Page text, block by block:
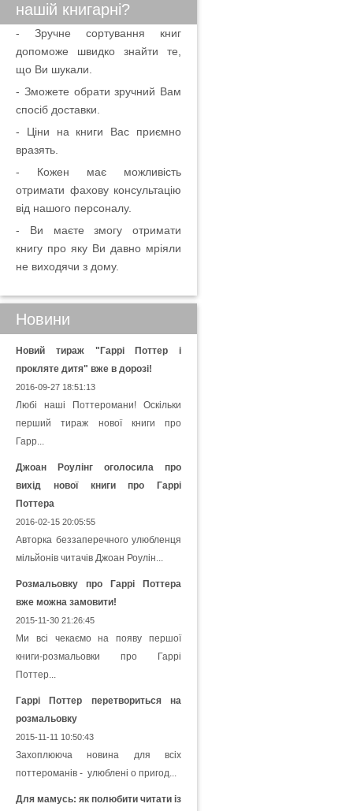
нашій книгарні?
- Зручне сортування книг
допоможе швидко знайти те,
що Ви шукали.
- Зможете обрати зручний Вам
спосіб доставки.
- Ціни на книги Вас приємно
вразять.
- Кожен має можливість
отримати фахову консультацію
від нашого персоналу.
- Ви маєте змогу отримати
книгу про яку Ви давно мріяли
не виходячи з дому.
Новини
Новий тираж "Гаррі Поттер і
прокляте дитя" вже в дорозі!
2016-09-27 18:51:13
Любі наші Поттеромани! Оскільки
перший тираж нової книги про
Гарр...
Джоан Роулінг оголосила про
вихід нової книги про Гаррі
Поттера
2016-02-15 20:05:55
Авторка беззаперечного улюбленця
мільйонів читачів Джоан Роулін...
Розмальовку про Гаррі Поттера
вже можна замовити!
2015-11-30 21:26:45
Ми всі чекаємо на появу першої
книги-розмальовки про Гаррі
Поттер...
Гаррі Поттер перетвориться на
розмальовку
2015-11-11 10:50:43
Захоплююча новина для всіх
поттероманів - улюблені о пригод...
Для мамусь: як полюбити читати із